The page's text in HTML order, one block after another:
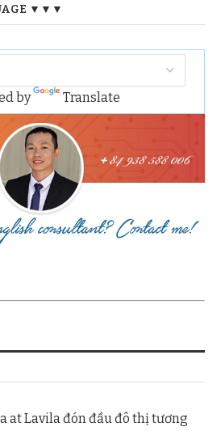
▼▼▼
by Translate
at Lavila đón đầu đô thị tương